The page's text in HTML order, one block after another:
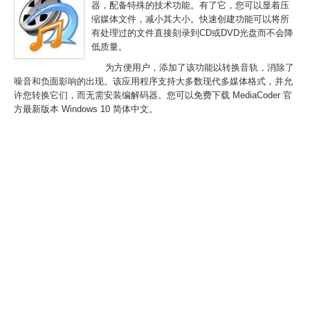
器，配备特殊的技术功能。有了它，您可以显着压
缩媒体文件，减小其大小。快速创建功能可以将所
有处理过的文件直接刻录到CD或DVD光盘而不会降
低质量。
为方便用户，添加了该功能以转换音轨，消除了
噪音和负面影响的出现。该应用程序支持大多数现代多媒体格式，并允
许您转换它们，而无需安装编解码器。您可以免费下载 MediaCoder 官
方最新版本 Windows 10 简体中文。